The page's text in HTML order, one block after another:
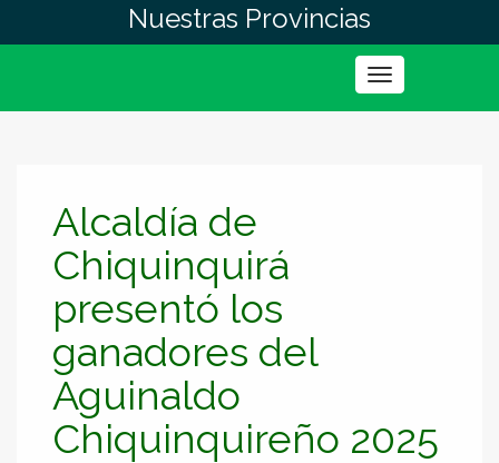
Nuestras Provincias
Toggle
Alcaldía de
Chiquinquirá
presentó los
ganadores del
Aguinaldo
Chiquinquireño 2025